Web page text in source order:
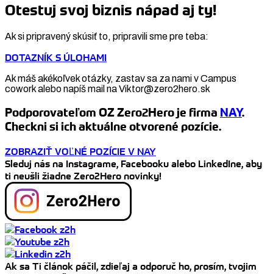
Otestuj svoj biznis nápad aj ty!
Ak si pripravený skúsiť to, pripravili sme pre teba:
DOTAZNÍK S ÚLOHAMI
Ak máš akékoľvek otázky, zastav sa za nami v Campus
cowork alebo napíš mail na Viktor@zero2hero.sk
Podporovateľom OZ Zero2Hero je firma NAY.
Checkni si ich aktuálne otvorené pozície.
ZOBRAZIŤ VOĽNÉ POZÍCIE V NAY
Sleduj nás na Instagrame, Facebooku alebo LinkedIne, aby
ti neušli žiadne Zero2Hero novinky!
Ak sa Ti článok páčil, zdieľaj a odporuč ho, prosím, tvojim